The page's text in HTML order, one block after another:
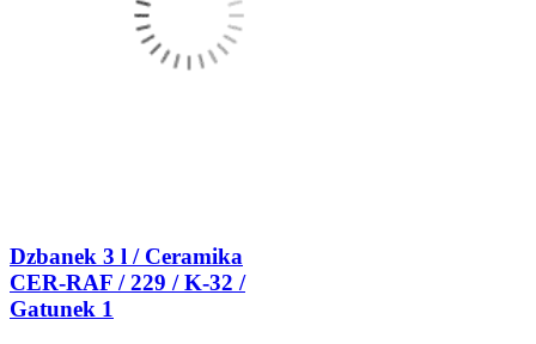
Dzbanek 3 l / Ceramika
CER-RAF / 229 / K-32 /
Gatunek 1